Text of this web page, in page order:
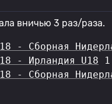
вничью 3 раз/раза.
- Сборная
- Ирландия U18
- Сборная